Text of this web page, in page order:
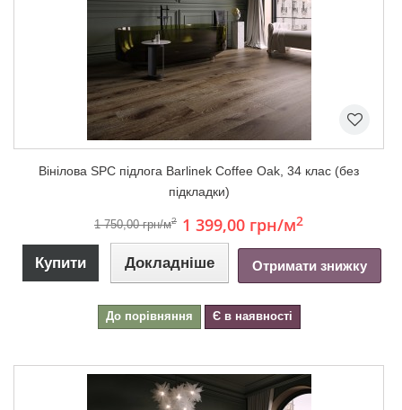
Вінілова SPC підлога Barlinek Coffee Oak, 34 клас (без
підкладки)
1 750,00 грн/м2 1 399,00 грн/м2
Купити Докладніше Отримати знижку
До порівняння Є в наявності